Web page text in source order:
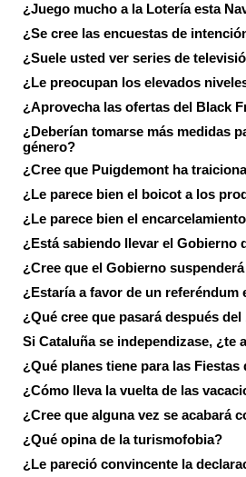
¿Juego mucho a la Lotería esta
¿Se cree las encuestas de
¿Suele usted ver series de
¿Le preocupan los elevados
¿Aprovecha las ofertas del Black
¿Deberían tomarse más medidas
género?
¿Cree que Puigdemont ha
¿Le parece bien el boicot a los
¿Le parece bien el
¿Está sabiendo llevar el Gobierno
¿Cree que el Gobierno
¿Estaría a favor de un referéndum
¿Qué cree que pasará después
Si Cataluña se independizase, ¿te
¿Qué planes tiene para las Fiestas
¿Cómo lleva la vuelta de las
¿Cree que alguna vez se acabará
¿Qué opina de la turismofobia?
¿Le pareció convincente la